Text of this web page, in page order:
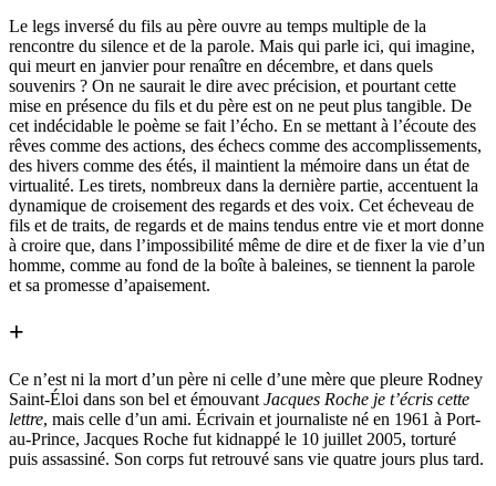
Le legs inversé du fils au père ouvre au temps multiple de la
rencontre du silence et de la parole. Mais qui parle ici, qui imagine,
qui meurt en janvier pour renaître en décembre, et dans quels
souvenirs ? On ne saurait le dire avec précision, et pourtant cette
mise en présence du fils et du père est on ne peut plus tangible. De
cet indécidable le poème se fait l’écho. En se mettant à l’écoute des
rêves comme des actions, des échecs comme des accomplissements,
des hivers comme des étés, il maintient la mémoire dans un état de
virtualité. Les tirets, nombreux dans la dernière partie, accentuent la
dynamique de croisement des regards et des voix. Cet écheveau de
fils et de traits, de regards et de mains tendus entre vie et mort donne
à croire que, dans l’impossibilité même de dire et de fixer la vie d’un
homme, comme au fond de la boîte à baleines, se tiennent la parole
et sa promesse d’apaisement.
+
Ce n’est ni la mort d’un père ni celle d’une mère que pleure Rodney
Saint-Éloi dans son bel et émouvant Jacques Roche je t’écris cette
lettre, mais celle d’un ami. Écrivain et journaliste né en 1961 à Port-
au-Prince, Jacques Roche fut kidnappé le 10 juillet 2005, torturé
puis assassiné. Son corps fut retrouvé sans vie quatre jours plus tard.